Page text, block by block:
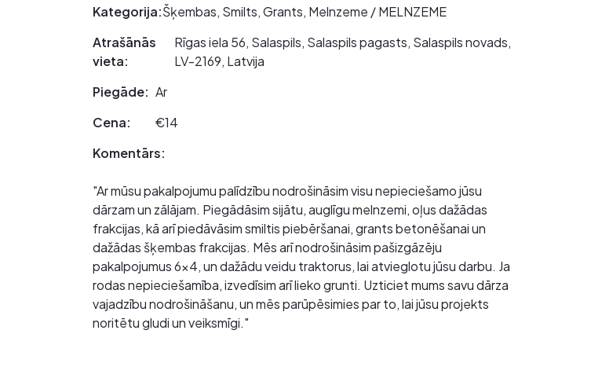
Kategorija:Šķembas, Smilts, Grants, Melnzeme / MELNZEME
Atrašānās
vieta:
Rīgas iela 56, Salaspils, Salaspils pagasts, Salaspils novads,
LV-2169, Latvija
Piegāde: Ar
Cena:
€14
Komentārs:
"Ar mūsu pakalpojumu palīdzību nodrošināsim visu nepieciešamo jūsu
dārzam un zālājam. Piegādāsim sijātu, auglīgu melnzemi, oļus dažādas
frakcijas, kā arī piedāvāsim smiltis piebēršanai, grants betonēšanai un
dažādas šķembas frakcijas. Mēs arī nodrošināsim pašizgāzēju
pakalpojumus 6x4, un dažādu veidu traktorus, lai atvieglotu jūsu darbu. Ja
rodas nepieciešamība, izvedīsim arī lieko grunti. Uzticiet mums savu dārza
vajadzību nodrošināšanu, un mēs parūpēsimies par to, lai jūsu projekts
noritētu gludi un veiksmīgi."